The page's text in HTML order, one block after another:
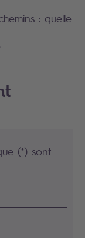
: quelle
(*) sont